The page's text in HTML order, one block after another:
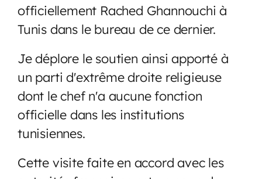
officiellement Rached Ghannouchi à
Tunis dans le bureau de ce dernier.
Je déplore le soutien ainsi apporté à
un parti d'extrême droite religieuse
dont le chef n'a aucune fonction
officielle dans les institutions
tunisiennes.
Cette visite faite en accord avec les